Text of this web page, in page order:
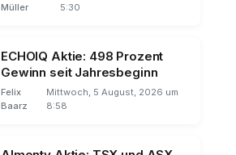
Müller
5:30
ECHOIQ Aktie: 498 Prozent
Gewinn seit Jahresbeginn
Felix
Baarz
Mittwoch, 5 August, 2026 um
8:58